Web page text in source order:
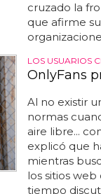
cruzado la
que afirme
LOS USUARIOS
OnlyFans
Al no existir
normas
aire libre...
explicó que
mientras
los sitios
tiempo